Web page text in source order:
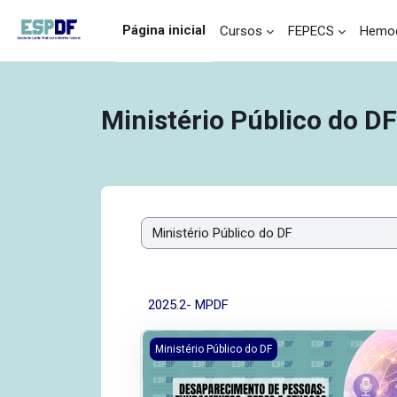
Página inicial
Cursos FEPECS
Ministério Público do DF
Categorias de Cursos
2025.2- MPDF
Desaparecimento de Pessoas:
Ministério Público do DF